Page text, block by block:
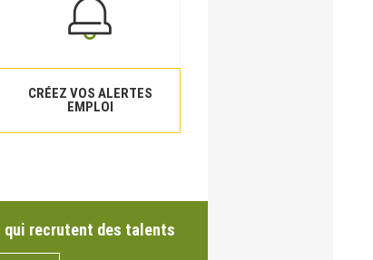
CRÉEZ VOS ALERTES
EMPLOI
recrutent des talents